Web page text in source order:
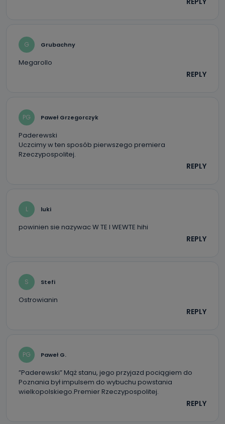
G Grubachny
Megarollo
REPLY
PG Paweł Grzegorczyk
Paderewski
Uczcimy w ten sposób pierwszego premiera
Rzeczypospolitej.
REPLY
L luki
powinien sie nazywac W TE I WEWTE hihi
REPLY
S Stefi
Ostrowianin
REPLY
PG Paweł G.
”Paderewski” Mąż stanu, jego przyjazd pociągiem do
Poznania był impulsem do wybuchu powstania
wielkopolskiego.Premier Rzeczypospolitej.
REPLY